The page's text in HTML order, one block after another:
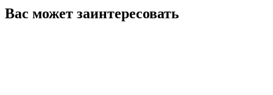
Вас может заинтересовать